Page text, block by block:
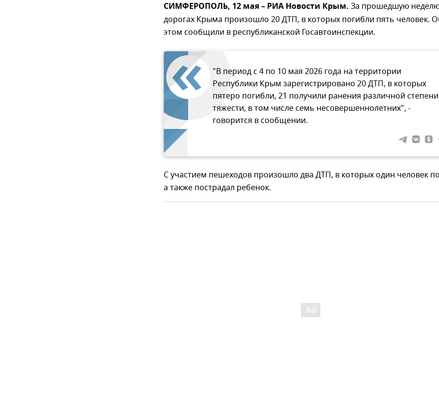
СИМФЕРОПОЛЬ, 12 мая – РИА Новости Крым. За прошедшую
дорогах Крыма произошло 20 ДТП, в которых погибли пять человек.
этом сообщили в республиканской Госавтоинспекции.
"В период с 4 по 10 мая 2026 года на территории
Республики Крым зарегистрировано 20 ДТП, в которых
пятеро погибли, 21 получили ранения различной степени
тяжести, в том числе семь несовершеннолетних", -
говорится в сообщении.
С участием пешеходов произошло два ДТП, в которых один человек
а также пострадал ребенок.